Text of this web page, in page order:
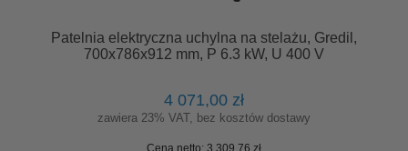
Patelnia elektryczna uchylna na stelażu, Gredil,
700x786x912 mm, P 6.3 kW, U 400 V
4 071,00 zł
zawiera 23% VAT, bez kosztów dostawy
Cena netto: 3 309,76 zł